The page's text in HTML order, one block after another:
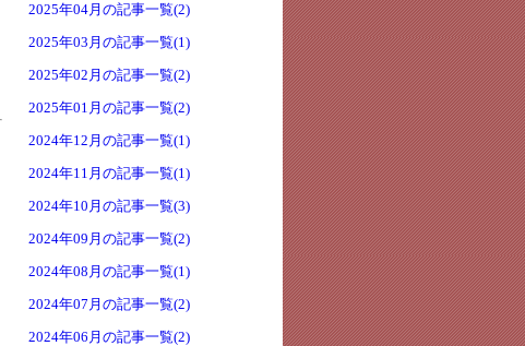
2025年04月の記事一覧(2)
2025年03月の記事一覧(1)
2025年02月の記事一覧(2)
2025年01月の記事一覧(2)
2024年12月の記事一覧(1)
2024年11月の記事一覧(1)
2024年10月の記事一覧(3)
2024年09月の記事一覧(2)
2024年08月の記事一覧(1)
2024年07月の記事一覧(2)
2024年06月の記事一覧(2)